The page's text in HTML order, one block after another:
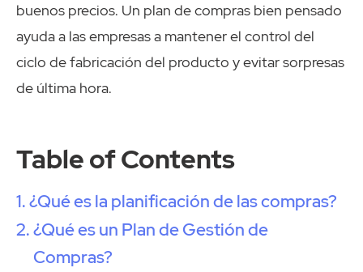
buenos precios. Un plan de compras bien pensado
ayuda a las empresas a mantener el control del
ciclo de fabricación del producto y evitar sorpresas
de última hora.
Table of Contents
¿Qué es la planificación de las compras?
¿Qué es un Plan de Gestión de
Compras?